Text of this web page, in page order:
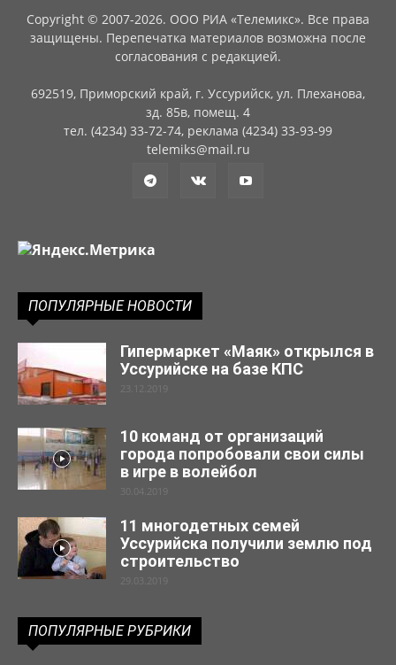
Copyright © 2007-2026. ООО РИА «Телемикс». Все права
защищены. Перепечатка материалов возможна после
согласования с редакцией.
692519, Приморский край, г. Уссурийск, ул. Плеханова,
зд. 85в, помещ. 4
тел. (4234) 33-72-74, реклама (4234) 33-93-99
telemiks@mail.ru
ПОПУЛЯРНЫЕ НОВОСТИ
Гипермаркет «Маяк» открылся в
Уссурийске на базе КПС
23.12.2019
10 команд от организаций
города попробовали свои силы
в игре в волейбол
30.04.2019
11 многодетных семей
Уссурийска получили землю под
строительство
29.03.2019
ПОПУЛЯРНЫЕ РУБРИКИ